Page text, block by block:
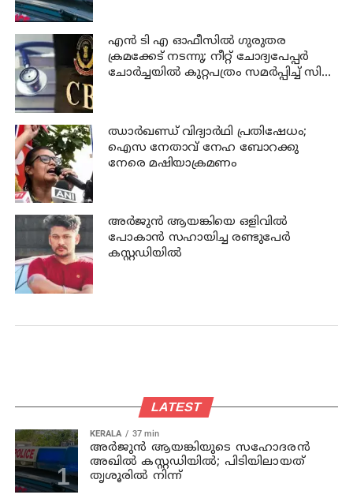
എന്‍ ടി എ ഓഫീസില്‍ ഗുരുതര
ക്രമക്കേട് നടന്നു; നീറ്റ് ചോദ്യപേപ്പര്‍
ചോര്‍ച്ചയില്‍ കുറ്റപത്രം സമര്‍പ്പിച്ച് സി
ഝാര്‍ഖണ്ഡ് വിദ്യാര്‍ഥി പ്രതിഷേധം;
ഐസ നേതാവ് നേഹ ബോറക്കു
നേരെ മഷിയാക്രമണം
അര്‍ജുന്‍ ആയങ്കിയെ ഒളിവില്‍
പോകാന്‍ സഹായിച്ച രണ്ടുപേര്‍
കസ്റ്റഡിയില്‍
LATEST
KERALA 37 min
അര്‍ജുന്‍ ആയങ്കിയുടെ സഹോദരന്‍
അഖില്‍ കസ്റ്റഡിയില്‍; പിടിയിലായത്
തൃശൂരില്‍ നിന്ന്